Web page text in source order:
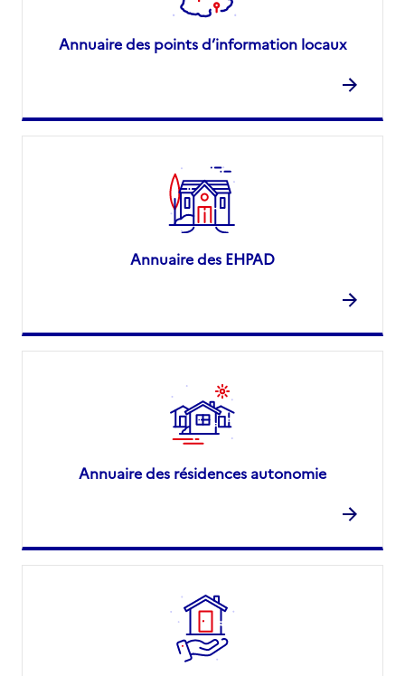
Annuaire des points d’information locaux
Annuaire des EHPAD
Annuaire des résidences autonomie